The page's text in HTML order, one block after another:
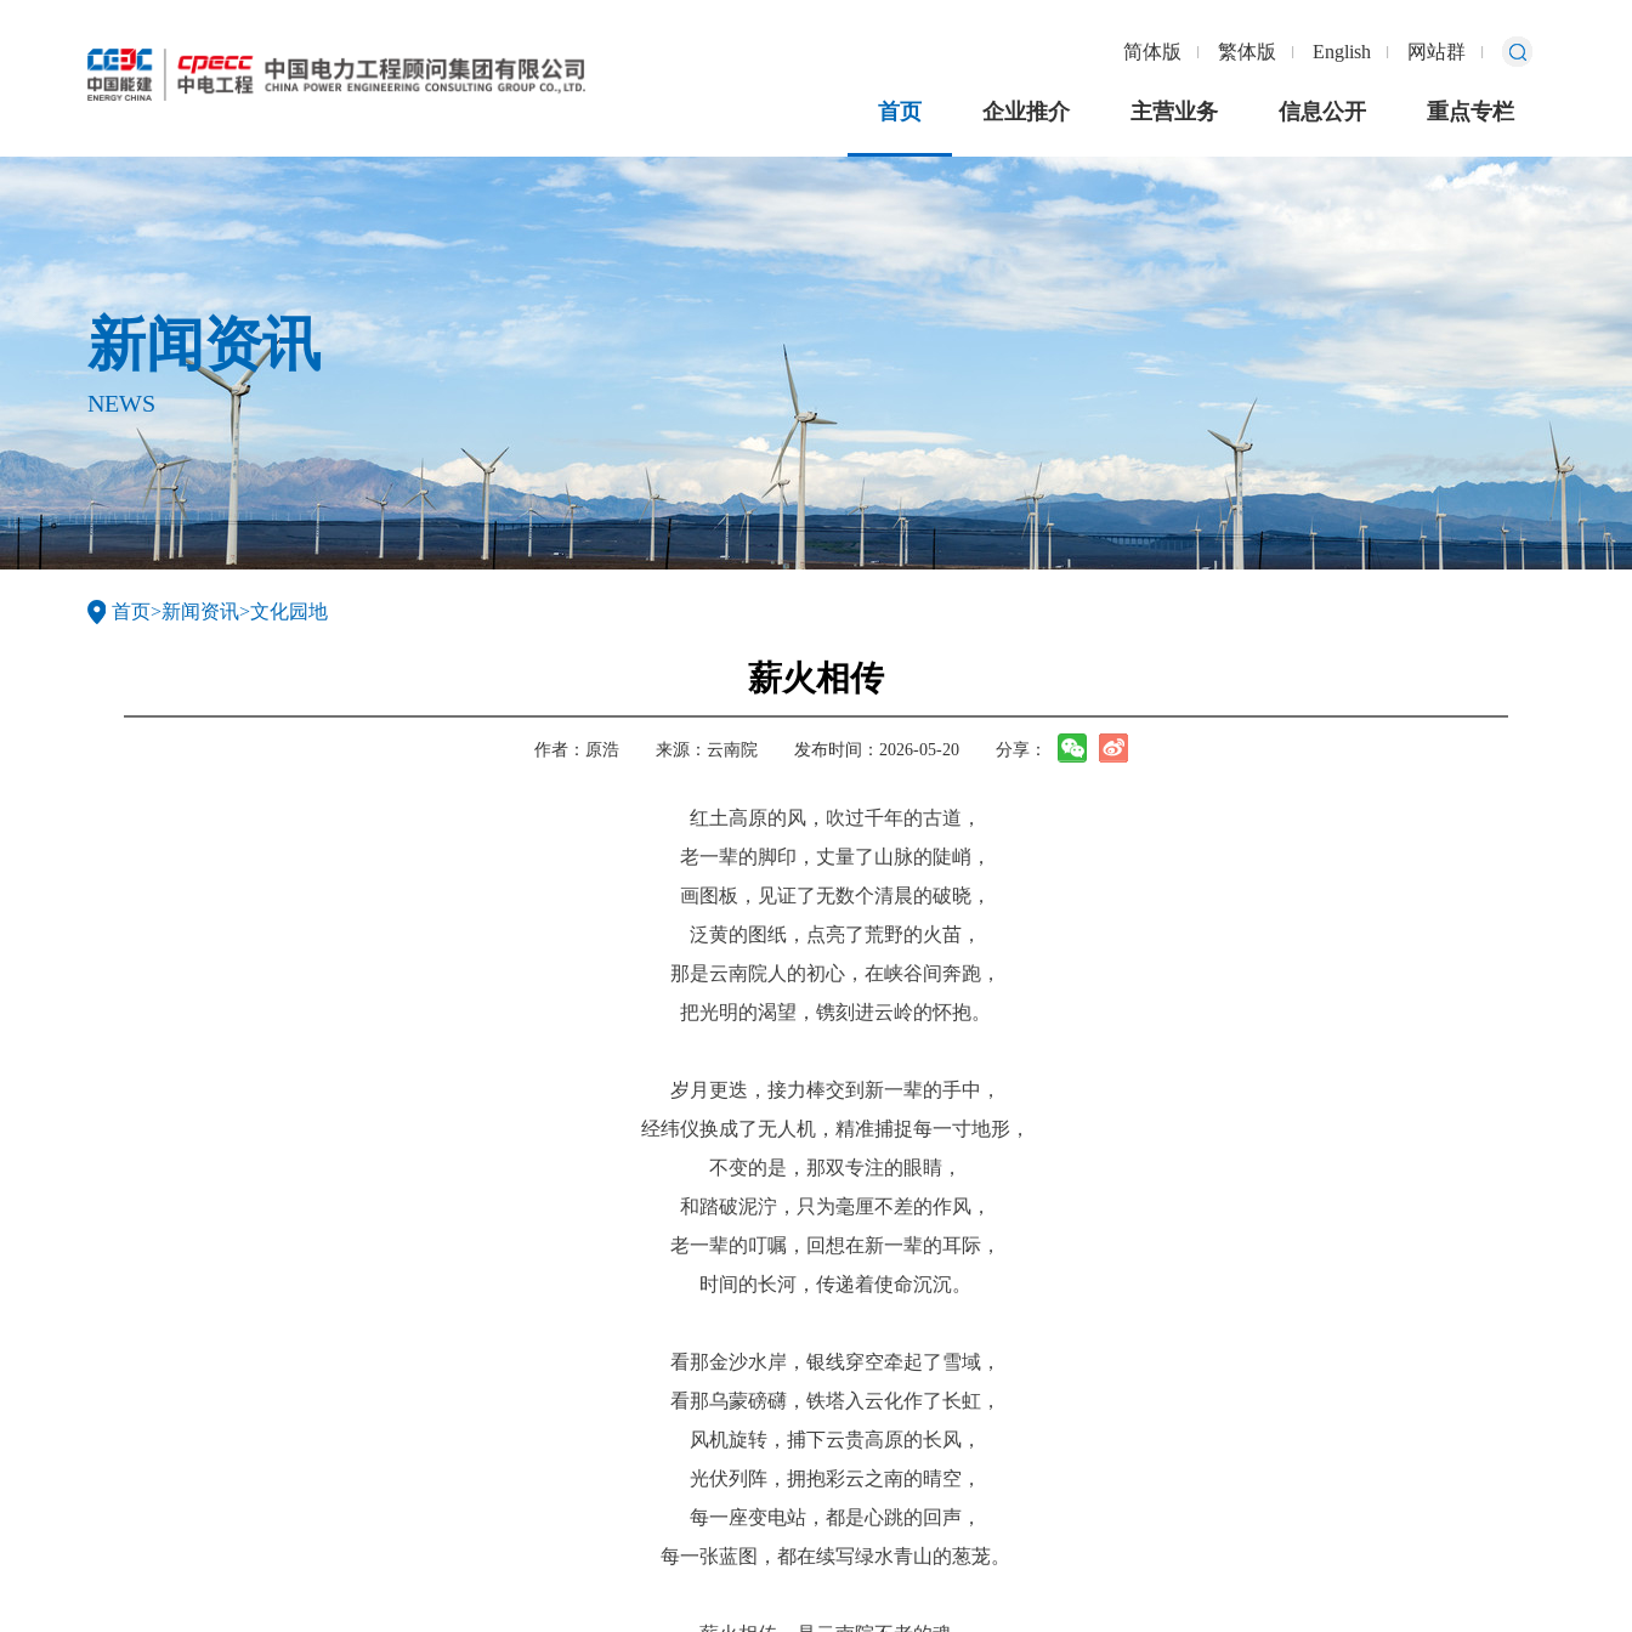
简体版 繁体版 English 网站群
首页 企业推介 主营业务 信息公开 重点专栏
新闻资讯
NEWS
首页>新闻资讯>文化园地
薪火相传
作者： 原浩 来源： 云南院 发布时间：2026-05-20 分享：
红土高原的风，吹过千年的古道，
老一辈的脚印，丈量了山脉的陡峭，
画图板，见证了无数个清晨的破晓，
泛黄的图纸，点亮了荒野的火苗，
那是云南院人的初心，在峡谷间奔跑，
把光明的渴望，镌刻进云岭的怀抱。
岁月更迭，接力棒交到新一辈的手中，
经纬仪换成了无人机，精准捕捉每一寸地形，
不变的是，那双专注的眼睛，
和踏破泥泞，只为毫厘不差的作风，
老一辈的叮嘱，回想在新一辈的耳际，
时间的长河，传递着使命沉沉。
看那金沙水岸，银线穿空牵起了雪域，
看那乌蒙磅礴，铁塔入云化作了长虹，
风机旋转，捕下云贵高原的长风，
光伏列阵，拥抱彩云之南的晴空，
每一座变电站，都是心跳的回声，
每一张蓝图，都在续写绿水青山的葱茏。